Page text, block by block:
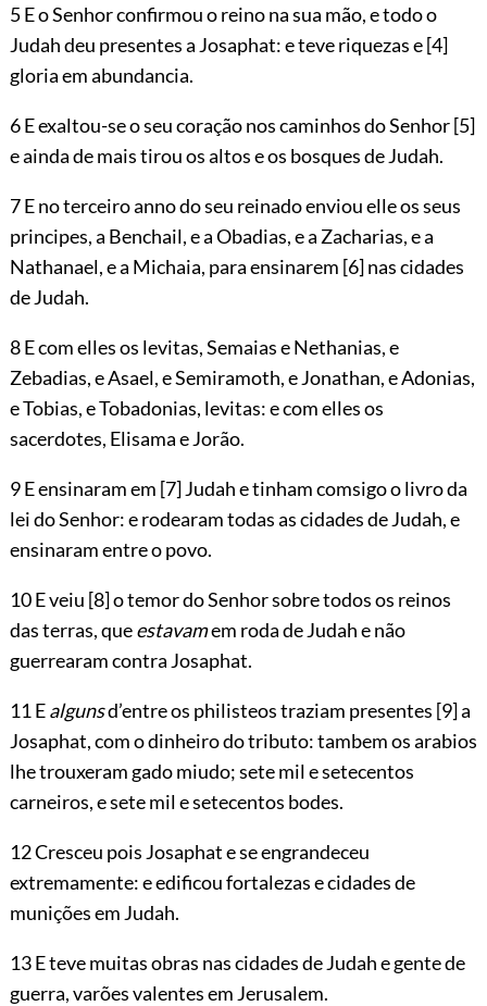
5 E o Senhor confirmou o reino na sua mão, e todo o
Judah deu presentes a Josaphat: e teve riquezas e[4]
gloria em abundancia.
6 E exaltou-se o seu coração nos caminhos do Senhor[5]
e ainda demais tirou os altos e os bosques de Judah.
7 E no terceiro anno do seu reinado enviou elle os seus
principes, a Benchail, e a Obadias, e a Zacharias, e a
Nathanael, e a Michaia, para ensinarem [6]nas cidades
de Judah.
8 E com elles os levitas, Semaias e Nethanias, e
Zebadias, e Asael, e Semiramoth, e Jonathan, e Adonias,
e Tobias, e Tobadonias, levitas: e com elles os
sacerdotes, Elisama e Jorão.
9 E ensinaram em [7]Judah e tinham comsigo o livro da
lei do Senhor: e rodearam todas as cidades de Judah, e
ensinaram entre o povo.
10 E veiu [8]o temor do Senhor sobre todos os reinos
das terras, queestavamem roda de Judah e não
guerrearam contra Josaphat.
11 Ealgunsd’entre os philisteos traziam presentes [9]a
Josaphat, com o dinheiro do tributo: tambem os arabios
lhe trouxeram gado miudo; sete mil e setecentos
carneiros, e sete mil e setecentos bodes.
12 Cresceu pois Josaphat e se engrandeceu
extremamente: e edificou fortalezas e cidades de
munições em Judah.
13 E teve muitas obras nas cidades de Judah e gente de
guerra, varões valentes em Jerusalem.